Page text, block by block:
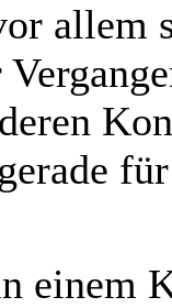
allem
einem